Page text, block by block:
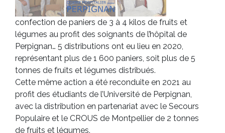
confection de paniers de 3 à 4 kilos de fruits et
légumes au profit des soignants de l’hôpital de
Perpignan… 5 distributions ont eu lieu en 2020,
représentant plus de 1 600 paniers, soit plus de 5
tonnes de fruits et légumes distribués.
Cette même action a été reconduite en 2021 au
profit des étudiants de l’Université de Perpignan,
avec la distribution en partenariat avec le Secours
Populaire et le CROUS de Montpellier de 2 tonnes
de fruits et légumes.